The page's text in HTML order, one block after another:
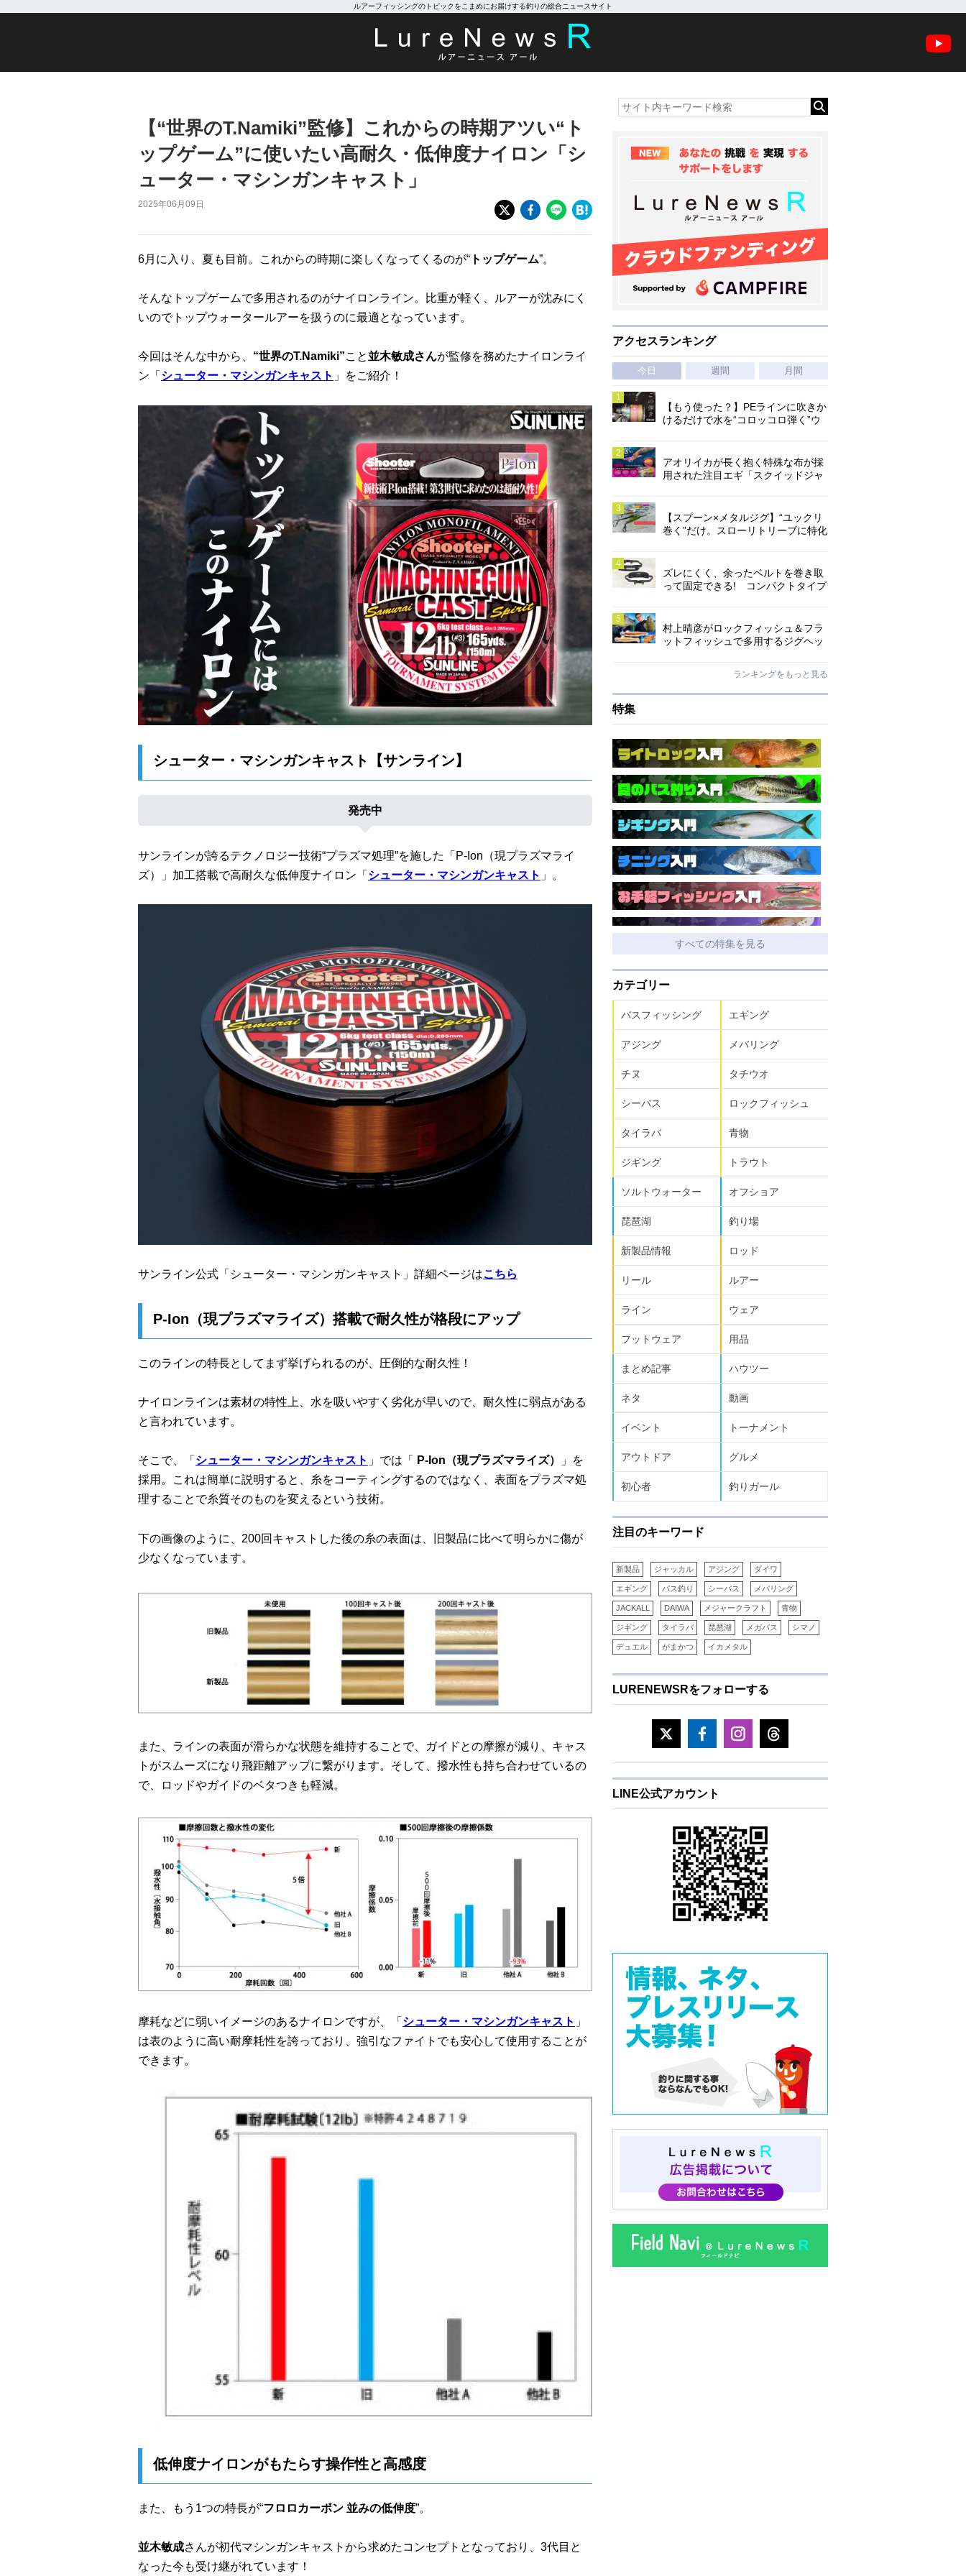
ルアーフィッシングのトピックをこまめにお届けする釣りの総合ニュースサイト
【“世界のT.Namiki”監修】これからの時期アツい“ト
ップゲーム”に使いたい高耐久・低伸度ナイロン「シ
ューター・マシンガンキャスト」
2025年06月09日
6月に入り、夏も目前。これからの時期に楽しくなってくるのが“ トップゲーム”。
そんなトップゲームで多用されるのがナイロンライン。比重が軽く、ルアーが沈みにく
いのでトップウォータールアーを扱うのに最適となっています。
今回はそんな中から、 “世界のT.Namiki”こと 並木敏成さんが監修を務めたナイロンライ
ン「 シューター・マシンガンキャスト 」をご紹介！
シューター・マシンガンキャスト【サンライン】
発売中
サンラインが誇るテクノロジー技術“プラズマ処理”を施した「P-Ion（現プラズマライ
ズ）」加工搭載で高耐久な低伸度ナイロン「 シューター・マシンガンキャスト 」。
サンライン公式「シューター・マシンガンキャスト」詳細ページはこちら
P-Ion（現プラズマライズ）搭載で耐久性が格段にアップ
このラインの特長としてまず挙げられるのが、圧倒的な耐久性！
ナイロンラインは素材の特性上、水を吸いやすく劣化が早いので、耐久性に弱点がある
と言われています。
そこで、「 シューター・マシンガンキャスト 」では「 P-Ion（現プラズマライズ）
」を
採用。これは簡単に説明すると、糸をコーティングするのではなく、表面をプラズマ処
理することで糸質そのものを変えるという技術。
下の画像のように、200回キャストした後の糸の表面は、旧製品に比べて明らかに傷が
少なくなっています。
また、ラインの表面が滑らかな状態を維持することで、ガイドとの摩擦が減り、キャス
トがスムーズになり飛距離アップに繋がります。そして、撥水性も持ち合わせているの
で、ロッドやガイドのベタつきも軽減。
摩耗などに弱いイメージのあるナイロンですが、「 シューター・マシンガンキャスト 」
は表のように高い耐摩耗性を誇っており、強引なファイトでも安心して使用することが
できます。
低伸度ナイロンがもたらす操作性と高感度
また、もう1つの特長が“フロロカーボン 並みの低伸度”。
並木敏成さんが初代マシンガンキャストから求めたコンセプトとなっており、3代目と
なった今も受け継がれています！
アクセスランキング
今日 週間 月間
【もう使った？】PEラインに吹きか
けるだけで水を“コロッコロ弾く”ウ
アオリイカが長く抱く特殊な布が採
用された注目エギ「スクイッドジャ
【スプーン×メタルジグ】“ユックリ
巻く”だけ。スローリトリーブに特化
ズレにくく、余ったベルトを巻き取
って固定できる! コンパクトタイプ
村上晴彦がロックフィッシュ＆フラ
ットフィッシュで多用するジグヘッ
ランキングをもっと見る
特集
すべての特集を見る
カテゴリー
バスフィッシング エギング
アジング メバリング
チヌ タチウオ
シーバス ロックフィッシュ
タイラバ 青物
ジギング トラウト
ソルトウォーター オフショア
琵琶湖 釣り場
新製品情報 ロッド
リール ルアー
ライン ウェア
フットウェア 用品
まとめ記事 ハウツー
ネタ 動画
イベント トーナメント
アウトドア グルメ
初心者 釣りガール
注目のキーワード
新製品 ジャッカル アジング ダイワ
エギング バス釣り シーバス メバリング
JACKALL DAIWA メジャークラフト 青物
ジギング タイラバ 琵琶湖 メガバス シマノ
デュエル がまかつ イカメタル
LURENEWSRをフォローする
LINE公式アカウント